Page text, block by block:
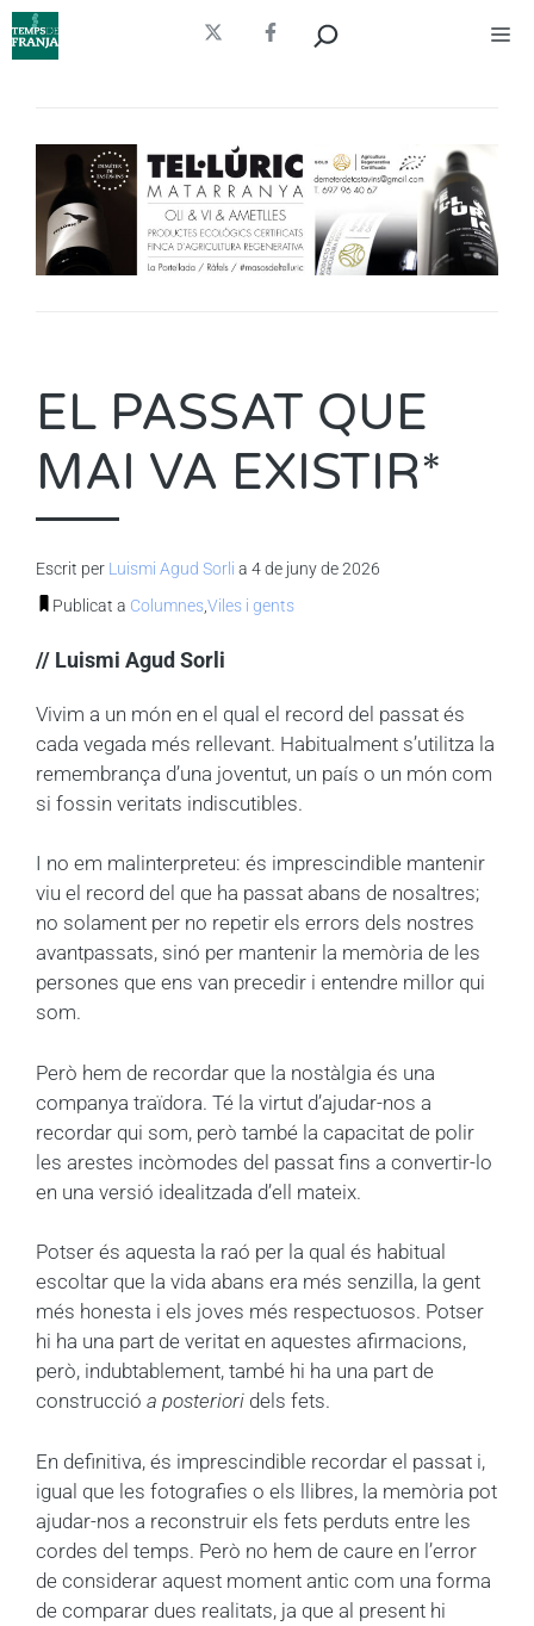
Vés
al
EL PASSAT QUE
MAI VA EXISTIR*
Escrit per Luismi Agud Sorli a 4 de juny de 2026
Publicat a ColumnesViles i gents
// Luismi Agud Sorli
Vivim a un món en el qual el record del passat és
cada vegada més rellevant. Habitualment s’utilitza la
remembrança d’una joventut, un país o un món com
si fossin veritats indiscutibles.
I no em malinterpreteu: és imprescindible mantenir
viu el record del que ha passat abans de nosaltres;
no solament per no repetir els errors dels nostres
avantpassats, sinó per mantenir la memòria de les
persones que ens van precedir i entendre millor qui
som.
Però hem de recordar que la nostàlgia és una
companya traïdora. Té la virtut d’ajudar-nos a
recordar qui som, però també la capacitat de polir
les arestes incòmodes del passat fins a convertir-lo
en una versió idealitzada d’ell mateix.
Potser és aquesta la raó per la qual és habitual
escoltar que la vida abans era més senzilla, la gent
més honesta i els joves més respectuosos. Potser
hi ha una part de veritat en aquestes afirmacions,
però, indubtablement, també hi ha una part de
construcció a posteriori dels fets.
En definitiva, és imprescindible recordar el passat i,
igual que les fotografies o els llibres, la memòria pot
ajudar-nos a reconstruir els fets perduts entre les
cordes del temps. Però no hem de caure en l’error
de considerar aquest moment antic com una forma
de comparar dues realitats, ja que al present hi